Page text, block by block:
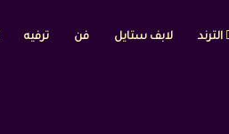
الترند لابف ستايل فن ترفيه